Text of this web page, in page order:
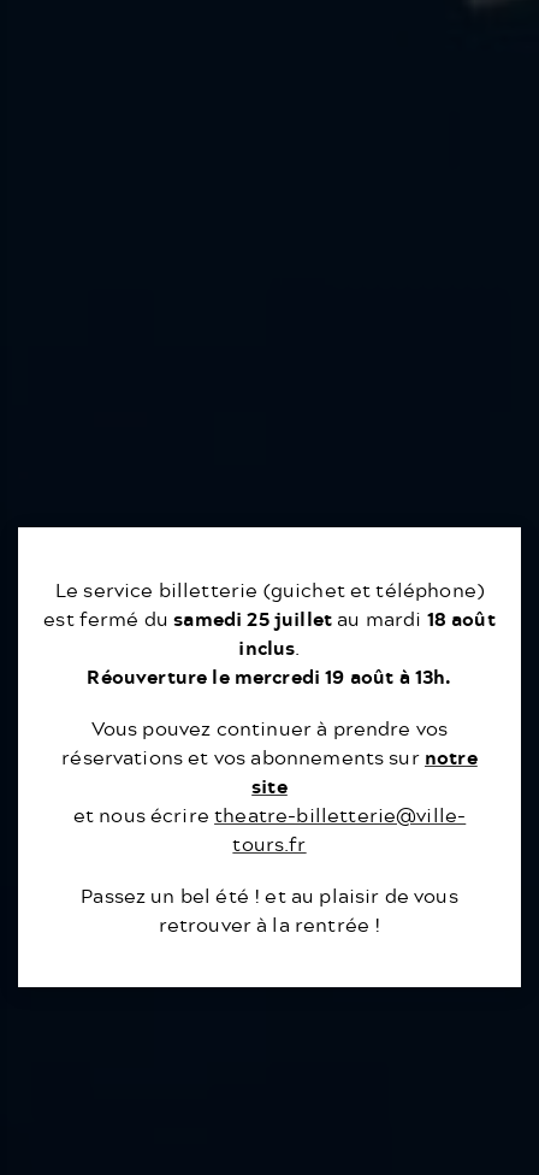
Le service billetterie (guichet et téléphone)
est fermé dusamedi 25 juillet au mardi 18 août
inclus.
Réouverture le mercredi 19 août à 13h.
Vous pouvez continuer à prendre vos
réservations et vos abonnements sur notre
site
et nous écriretheatre-billetterie@ville-
tours.fr
Passez un bel été ! et au plaisir de vous
retrouver à la rentrée !